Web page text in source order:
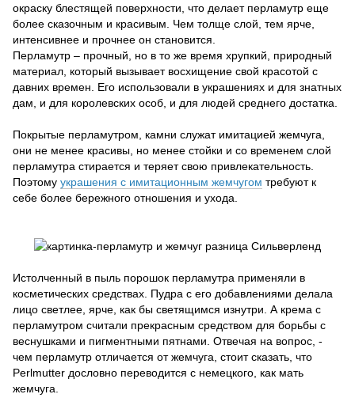
окраску блестящей поверхности, что делает перламутр еще
более сказочным и красивым. Чем толще слой, тем ярче,
интенсивнее и прочнее он становится.
Перламутр – прочный, но в то же время хрупкий, природный
материал, который вызывает восхищение свой красотой с
давних времен. Его использовали в украшениях и для знатных
дам, и для королевских особ, и для людей среднего достатка.
Покрытые перламутром, камни служат имитацией жемчуга,
они не менее красивы, но менее стойки и со временем слой
перламутра стирается и теряет свою привлекательность.
Поэтому украшения с имитационным жемчугом требуют к
себе более бережного отношения и ухода.
Истолченный в пыль порошок перламутра применяли в
косметических средствах. Пудра с его добавлениями делала
лицо светлее, ярче, как бы светящимся изнутри. А крема с
перламутром считали прекрасным средством для борьбы с
веснушками и пигментными пятнами. Отвечая на вопрос, -
чем перламутр отличается от жемчуга, стоит сказать, что
Perlmutter дословно переводится с немецкого, как мать
жемчуга.